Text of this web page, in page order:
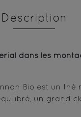
Description
dans les
Bio est un thé
un grand